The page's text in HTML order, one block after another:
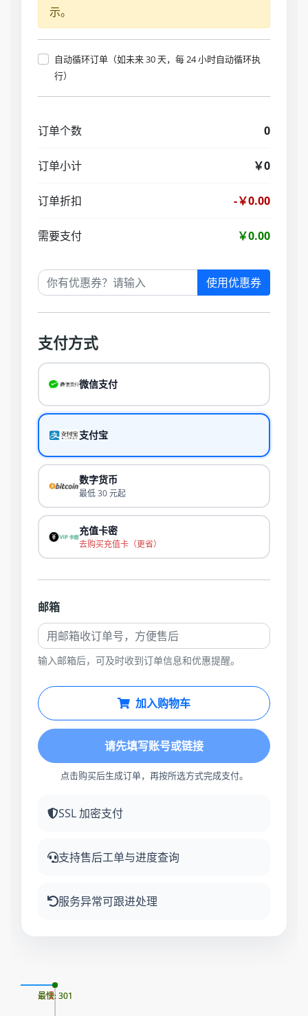
示。
自动循环订单（如未来 30 天，每 24 小时自动循环执
行）
订单个数 0
订单小计 ￥0
订单折扣 -￥0.00
需要支付 ￥0.00
使用优惠券
支付方式
微信支付
支付宝
数字货币
最低 30 元起
充值卡密
去购买充值卡（更省）
邮箱
输入邮箱后，可及时收到订单信息和优惠提醒。
加入购物车
请先填写账号或链接
点击购买后生成订单，再按所选方式完成支付。
SSL 加密支付
支持售后工单与进度查询
服务异常可跟进处理
最慢: 301
最快: 301